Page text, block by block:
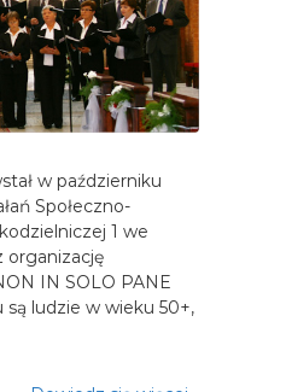
w październiku
Społeczno-
1 we
organizację
IN SOLO PANE
są ludzie w wieku 50+,